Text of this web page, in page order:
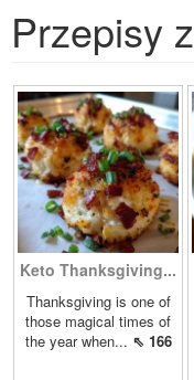
Przepisy
Keto Thanksgiving...
Thanksgiving is one of
those magical times of
the year when... ⇖ 166